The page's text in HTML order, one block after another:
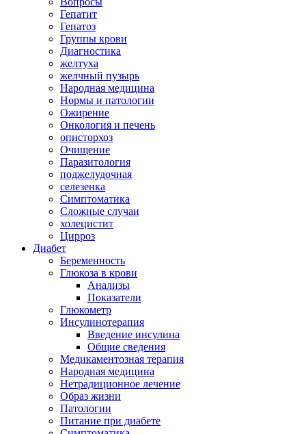
Гепатит
Гепатоз
Группы крови
Диагностика
желтуха
желчный пузырь
Народная медицина
Нормы и патологии
Ожирение
Онкология и печень
описторхоз
Очищение
Паразитология
поджелудочная
селезенка
Симптоматика
Сложные случаи
холецистит
Цирроз
Диабет
Беременность
Глюкоза в крови
Анализы
Показатели
Глюкометр
Инсулинотерапия
Введение инсулина
Общие сведения
Медикаментозная терапия
Народная медицина
Нетрадиционное лечение
Образ жизни
Патологии
Питание при диабете